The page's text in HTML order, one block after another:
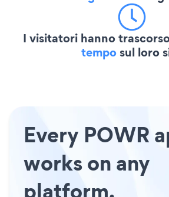
I visitatori hanno
temposul loro
Every POWR
works on any